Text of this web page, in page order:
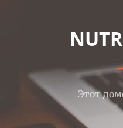
Этот